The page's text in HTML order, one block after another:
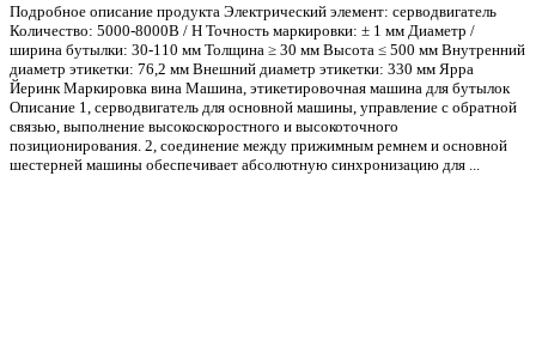
Подробное описание продукта Электрический элемент: серводвигатель
Количество: 5000-8000B / H Точность маркировки: ± 1 мм Диаметр /
ширина бутылки: 30-110 мм Толщина ≥ 30 мм Высота ≤ 500 мм Внутренний
диаметр этикетки: 76,2 мм Внешний диаметр этикетки: 330 мм Ярра
Йеринк Маркировка вина Машина, этикетировочная машина для бутылок
Описание 1, серводвигатель для основной машины, управление с обратной
связью, выполнение высокоскоростного и высокоточного
позиционирования. 2, соединение между прижимным ремнем и основной
шестерней машины обеспечивает абсолютную синхронизацию для ...